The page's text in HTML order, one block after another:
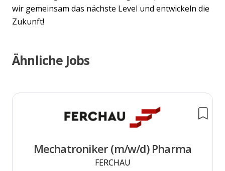
wir gemeinsam das nächste Level und entwickeln die
Zukunft!
Ähnliche Jobs
Mechatroniker (m/w/d) Pharma
FERCHAU